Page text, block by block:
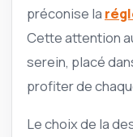
préconise la
Cette attention
serein, placé
profiter de
Le choix de la